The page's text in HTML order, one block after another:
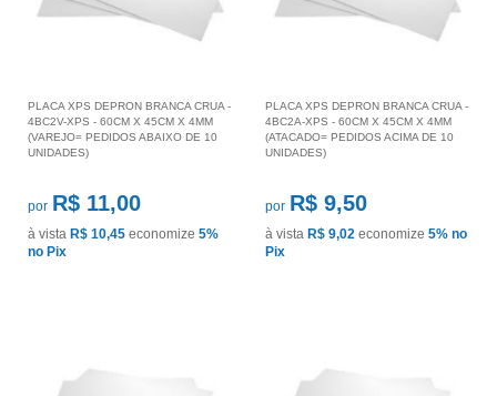
PLACA XPS DEPRON BRANCA CRUA -
4BC2V-XPS - 60CM X 45CM X 4MM
(VAREJO= PEDIDOS ABAIXO DE 10
UNIDADES)
por R$ 11,00
à vista R$ 10,45 economize 5%
no Pix
PLACA XPS DEPRON BRANCA CRUA -
4BC2A-XPS - 60CM X 45CM X 4MM
(ATACADO= PEDIDOS ACIMA DE 10
UNIDADES)
por R$ 9,50
à vista R$ 9,02 economize 5% no
Pix